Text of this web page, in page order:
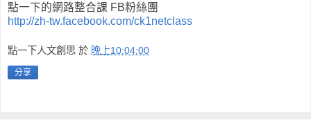
點一下的網路整合課 FB粉絲團
http://zh-tw.facebook.com/ck1netclass
點一下人文創思 於 晚上10:04:00
分享